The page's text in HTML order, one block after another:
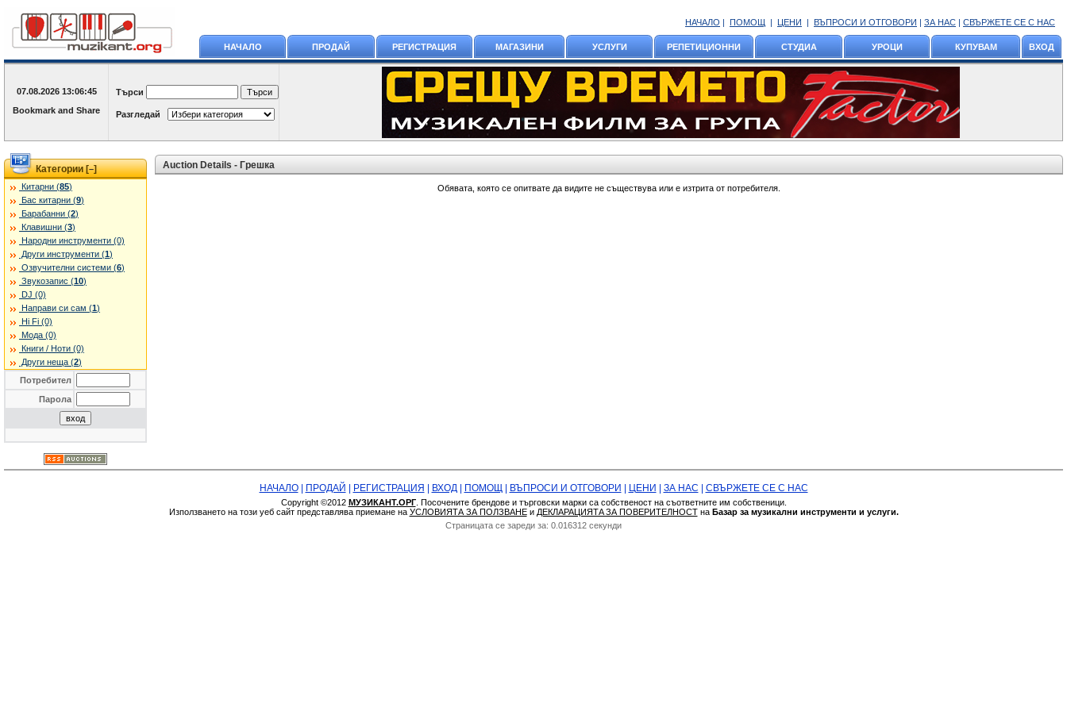
НАЧАЛО | ПОМОЩ | ЦЕНИ | ВЪПРОСИ И ОТГОВОРИ | ЗА НАС | СВЪРЖЕТЕ СЕ С НАС
НАЧАЛО ПРОДАЙ РЕГИСТРАЦИЯ МАГАЗИНИ УСЛУГИ РЕПЕТИЦИОННИ СТУДИА УРОЦИ КУПУВАМ ВХОД
07.08.2026 13:06:45 Търси
Разгледай
Категории [–]
Китарни (85)
Бас китарни (9)
Барабанни (2)
Клавишни (3)
Народни инструменти (0)
Други инструменти (1)
Озвучителни системи (6)
Звукозапис (10)
DJ (0)
Направи си сам (1)
Hi Fi (0)
Мода (0)
Книги / Ноти (0)
Други неща (2)
Потребител
Парола
Auction Details - Грешка
Обявата, която се опитвате да видите не съществува или е изтрита от потребителя.
НАЧАЛО| ПРОДАЙ РЕГИСТРАЦИЯ ВХОД| ПОМОЩ| ВЪПРОСИ И ОТГОВОРИ ЦЕНИ ЗА НАС СВЪРЖЕТЕ СЕ С НАС
Copyright ©2012 МУЗИКАНТ.ОРГ. Посочените брендове и търговски марки са собственост на съответните им собственици.
Използването на този уеб сайт представлява приемане на УСЛОВИЯТА ЗА ПОЛЗВАНЕи ДЕКЛАРАЦИЯТA ЗА ПОВЕРИТЕЛНОСТна Базар за музикални инструменти и услуги.
Страницата се зареди за: 0.016312 секунди